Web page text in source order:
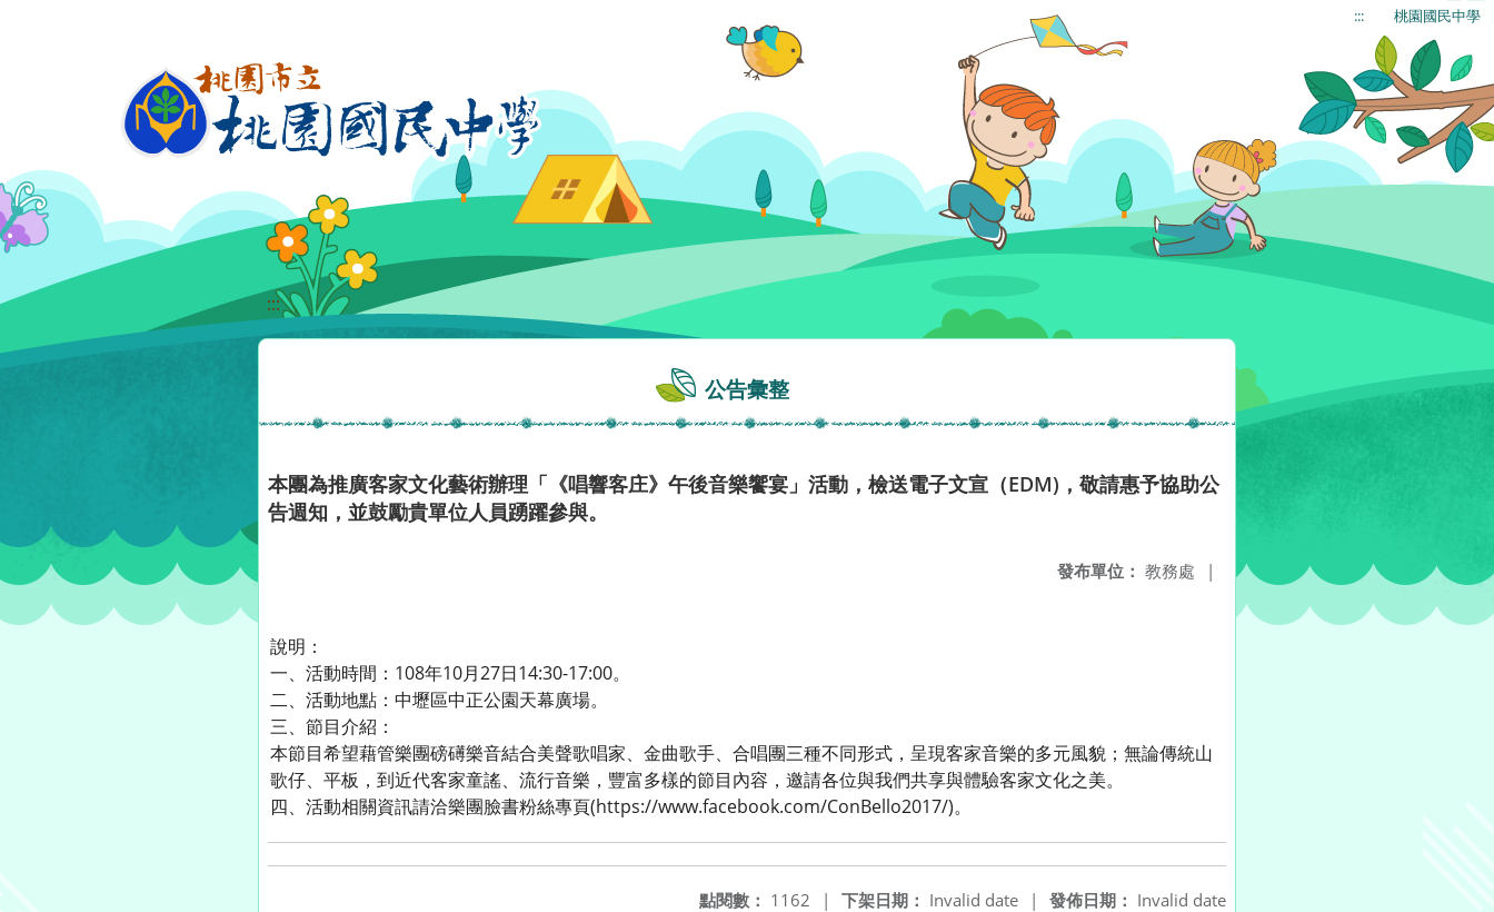
::: 桃園國民中學
:::
公告彙整
本團為推廣客家文化藝術辦理「《唱響客庄》午後音樂饗宴」活動，檢送電子文宣（EDM)，敬請惠予協助公
告週知，並鼓勵貴單位人員踴躍參與。
發布單位： 教務處 |
說明：
一、活動時間：108年10月27日14:30-17:00。
二、活動地點：中壢區中正公園天幕廣場。
三、節目介紹：
本節目希望藉管樂團磅礡樂音結合美聲歌唱家、金曲歌手、合唱團三種不同形式，呈現客家音樂的多元風貌；無論傳統山
歌仔、平板，到近代客家童謠、流行音樂，豐富多樣的節目內容，邀請各位與我們共享與體驗客家文化之美。
四、活動相關資訊請洽樂團臉書粉絲專頁(https://www.facebook.com/ConBello2017/)。
發佈日期： Invalid date
下架日期： Invalid date |
點閱數： 1162 |